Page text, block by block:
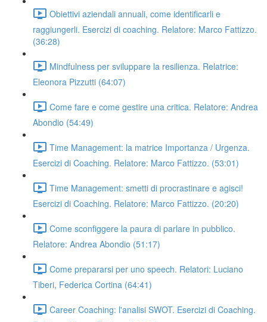
Obiettivi aziendali annuali, come identificarli e
raggiungerli. Esercizi di coaching. Relatore: Marco Fattizzo.
(36:28)
Mindfulness per sviluppare la resilienza. Relatrice:
Eleonora Pizzutti (64:07)
Come fare e come gestire una critica. Relatore: Andrea
Abondio (54:49)
Time Management: la matrice Importanza / Urgenza.
Esercizi di Coaching. Relatore: Marco Fattizzo. (53:01)
Time Management: smetti di procrastinare e agisci!
Esercizi di Coaching. Relatore: Marco Fattizzo. (20:20)
Come sconfiggere la paura di parlare in pubblico.
Relatore: Andrea Abondio (51:17)
Come prepararsi per uno speech. Relatori: Luciano
Tiberi, Federica Cortina (64:41)
Career Coaching: l'analisi SWOT. Esercizi di Coaching.